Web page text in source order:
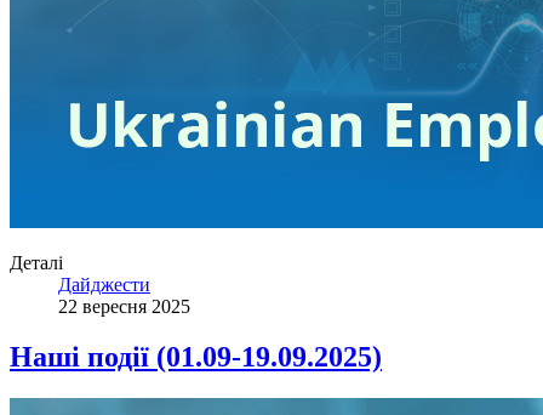
Деталі
Дайджести
22 вересня 2025
Наші події (01.09-19.09.2025)